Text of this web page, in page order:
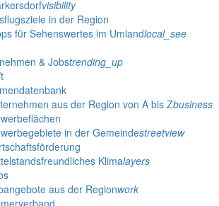
visibility
in der Region
für Sehenswertes im Umlandlocal_see
& Jobstrending_up
aus der Region von A bis Zbusiness
in der Gemeindestreetview
Klimalayers
aus der Regionwork